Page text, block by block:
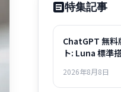
特集記事
ChatGPT 無料
ト: Luna 標準
2026年8月8日